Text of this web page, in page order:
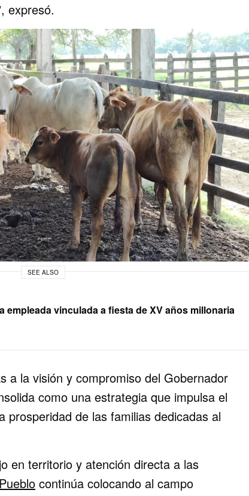
expresó.
SEE ALSO
empleada vinculada a fiesta de XV años millonaria
a la visión y compromiso del Gobernador
como una estrategia que impulsa el
prosperidad de las familias dedicadas al
en territorio y atención directa a las
continúa colocando al campo